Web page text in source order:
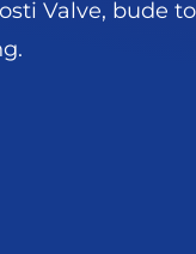
Valve, bude